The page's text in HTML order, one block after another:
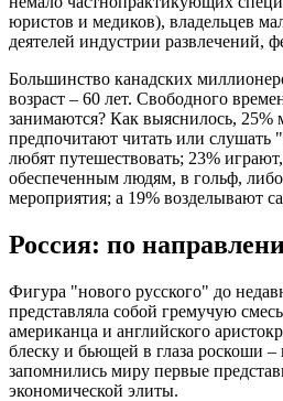
юристов и медиков), владельцев
деятелей индустрии развлечений,
Большинство канадских
возраст – 60 лет. Свободного
занимаются? Как выяснилось, 25%
предпочитают читать или слушать
любят путешествовать; 23%
обеспеченным людям, в гольф,
мероприятия; а 19% возделывают
Россия: по
Фигура "нового русского" до
представляла собой гремучую
американца и английского
блеску и бьющей в глаза роскоши
запомнились миру первые
экономической элиты.